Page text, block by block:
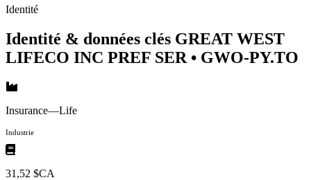
Identité
Identité & données clés GREAT WEST
LIFECO INC PREF SER • GWO-PY.TO
Insurance—Life
Industrie
31,52 $CA